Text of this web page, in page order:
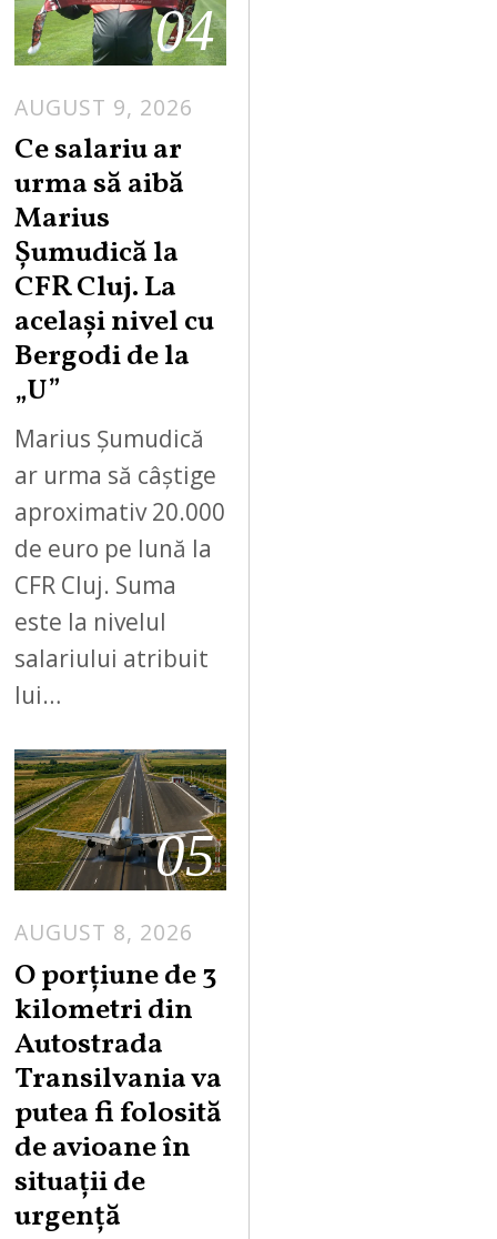
04
AUGUST 9, 2026
Ce salariu ar
urma să aibă
Marius
Șumudică la
CFR Cluj. La
același nivel cu
Bergodi de la
„U”
Marius Șumudică
ar urma să câștige
aproximativ 20.000
de euro pe lună la
CFR Cluj. Suma
este la nivelul
salariului atribuit
lui…
05
AUGUST 8, 2026
U
G
T
8
O porțiune de 3
kilometri din
Autostrada
Transilvania va
putea fi folosită
de avioane în
situații de
urgență